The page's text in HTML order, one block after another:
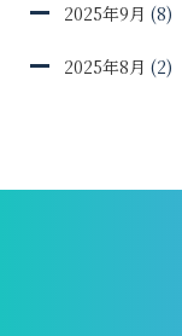
2025年9月 (8)
2025年8月 (2)